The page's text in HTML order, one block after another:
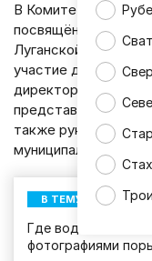
В Комитете по
посвящённое
Луганской
участие депутаты
директор ГУП ЛНР
представители
также
муниципалитетов.
Где вода? Жители
фотографиями
В ТЕМУ